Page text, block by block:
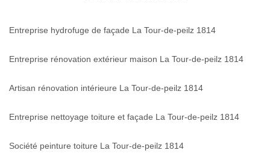
Entreprise hydrofuge de façade La Tour-de-peilz 1814
Entreprise rénovation extérieur maison La Tour-de-peilz 1814
Artisan rénovation intérieure La Tour-de-peilz 1814
Entreprise nettoyage toiture et façade La Tour-de-peilz 1814
Société peinture toiture La Tour-de-peilz 1814